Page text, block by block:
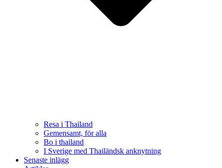
Resa i Thailand
Gemensamt, för alla
Bo i thailand
I Sverige med Thailändsk anknytning
Senaste inlägg